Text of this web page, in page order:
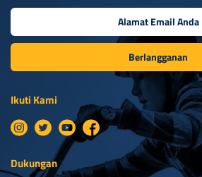
Berlangganan
Ikuti Kami
Dukungan